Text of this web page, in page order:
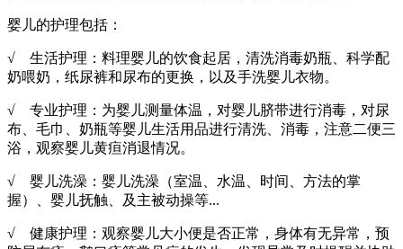
婴儿的护理包括：
√ 生活护理：料理婴儿的饮食起居，清洗消毒奶瓶、科学配
奶喂奶，纸尿裤和尿布的更换，以及手洗婴儿衣物。
√ 专业护理：为婴儿测量体温，对婴儿脐带进行消毒，对尿
布、毛巾、奶瓶等婴儿生活用品进行清洗、消毒，注意二便三
浴，观察婴儿黄疸消退情况。
√ 婴儿洗澡：婴儿洗澡（室温、水温、时间、方法的掌
握）、婴儿抚触、及主被动操等...
√ 健康护理：观察婴儿大小便是否正常，身体有无异常，预